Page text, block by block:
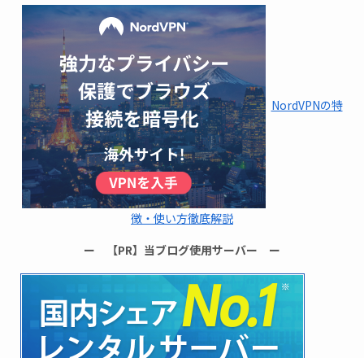
NordVPNの特
徴・使い方徹底解説
ー 【PR】当ブログ使用サーバー ー